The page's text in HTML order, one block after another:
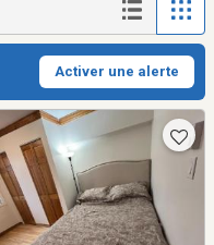
Activer une alerte